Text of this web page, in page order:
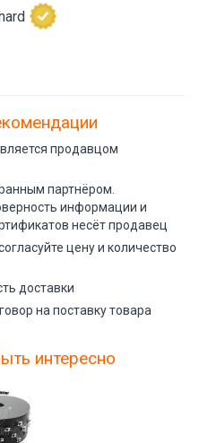
продавцом
партнёром.
информации и
несёт продавец
цену и количество
доставки
на поставку товара
интересно